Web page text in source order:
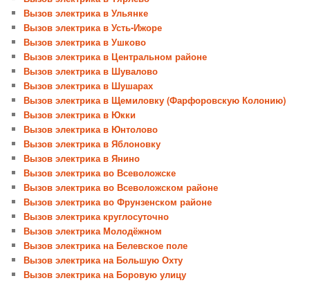
Вызов электрика в Ульянке
Вызов электрика в Усть-Ижоре
Вызов электрика в Ушково
Вызов электрика в Центральном районе
Вызов электрика в Шувалово
Вызов электрика в Шушарах
Вызов электрика в Щемиловку (Фарфоровскую Колонию)
Вызов электрика в Юкки
Вызов электрика в Юнтолово
Вызов электрика в Яблоновку
Вызов электрика в Янино
Вызов электрика во Всеволожске
Вызов электрика во Всеволожском районе
Вызов электрика во Фрунзенском районе
Вызов электрика круглосуточно
Вызов электрика Молодёжном
Вызов электрика на Белевское поле
Вызов электрика на Большую Охту
Вызов электрика на Боровую улицу